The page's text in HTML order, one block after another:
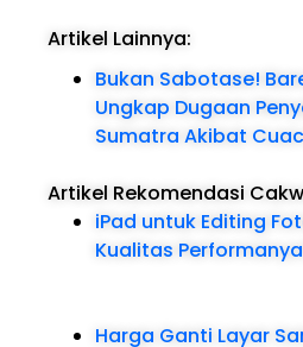
Artikel Lainnya:
Bukan Sabotase!
Ungkap Dugaan
Sumatra Akibat
Artikel Rekomendasi
iPad untuk Editing
Kualitas
Harga Ganti Layar